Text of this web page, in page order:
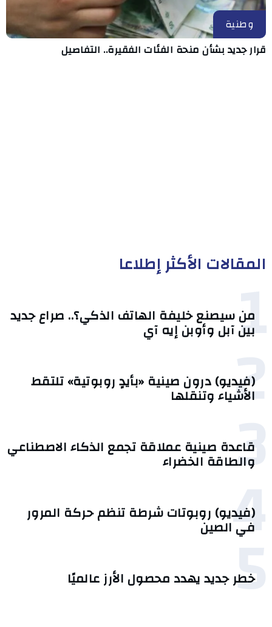
وطنية
قرار جديد بشأن منحة الفئات الفقيرة.. التفاصيل
المقالات الأكثر إطلاعا
1
من سيصنع خليفة الهاتف الذكي؟.. صراع جديد
بين آبل وأوبن إيه آي
2
(فيديو) درون صينية «بأيدٍ روبوتية» تلتقط
الأشياء وتنقلها
3
قاعدة صينية عملاقة تجمع الذكاء الاصطناعي
والطاقة الخضراء
4
(فيديو) روبوتات شرطة تنظم حركة المرور
في الصين
5
خطر جديد يهدد محصول الأرز عالميًا